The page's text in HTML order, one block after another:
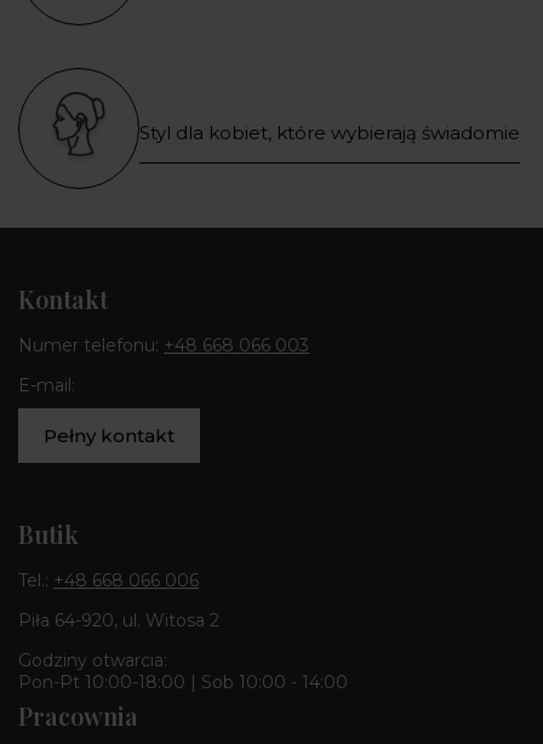
Styl dla kobiet, które wybierają świadomie
Kontakt
Numer telefonu: +48 668 066 003
E-mail:
Pełny kontakt
Butik
Tel.: +48 668 066 006
Piła 64-920, ul. Witosa 2
Godziny otwarcia:
Pon-Pt 10:00-18:00 | Sob 10:00 - 14:00
Pracownia